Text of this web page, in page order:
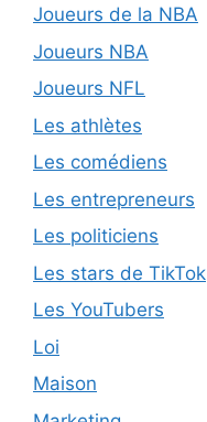
Joueurs de la NBA
Joueurs NBA
Joueurs NFL
Les athlètes
Les comédiens
Les entrepreneurs
Les politiciens
Les stars de TikTok
Les YouTubers
Loi
Maison